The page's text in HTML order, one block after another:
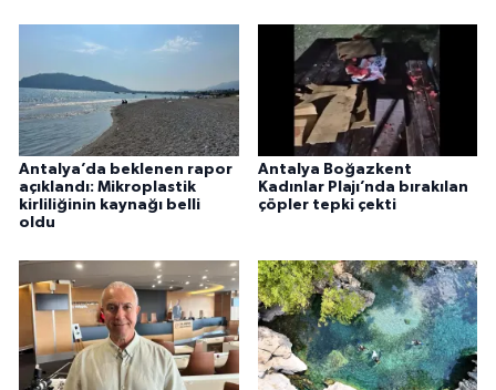
Antalya’da beklenen rapor
açıklandı: Mikroplastik
kirliliğinin kaynağı belli
oldu
Antalya Boğazkent
Kadınlar Plajı’nda bırakılan
çöpler tepki çekti